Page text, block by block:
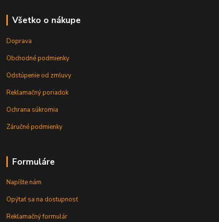
Všetko o nákupe
Doprava
Obchodné podmienky
Odstúpenie od zmluvy
Reklamačný poriadok
Ochrana súkromia
Záručné podmienky
Formuláre
Napíšte nám
Opýtať sa na dostupnosť
Reklamačný formulár